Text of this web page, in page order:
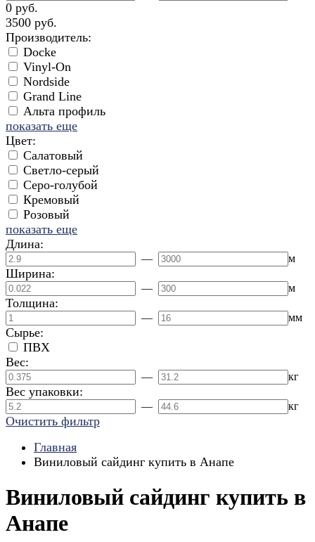
0 руб.
3500 руб.
Производитель:
Docke
Vinyl-On
Nordside
Grand Line
Альта профиль
показать еще
Цвет:
Салатовый
Светло-серый
Серо-голубой
Кремовый
Розовый
показать еще
Длина:
— м
Ширина:
— м
Толщина:
— мм
Сырье:
ПВХ
Вес:
— кг
Вес упаковки:
— кг
Очистить фильтр
Главная
Виниловый сайдинг купить в Анапе
Виниловый сайдинг купить в
Анапе